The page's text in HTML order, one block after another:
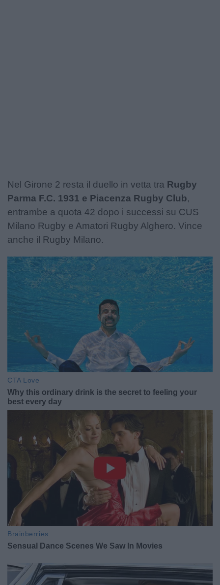
Nel Girone 2 resta il duello in vetta tra Rugby
Parma F.C. 1931 e Piacenza Rugby Club,
entrambe a quota 42 dopo i successi su CUS
Milano Rugby e Amatori Rugby Alghero. Vince
anche il Rugby Milano.